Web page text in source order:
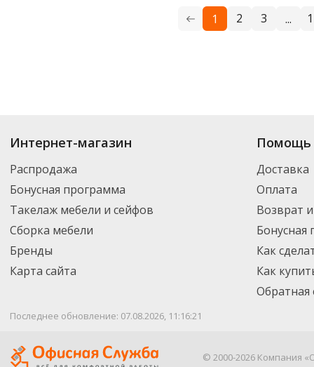
1 2 3 ...
Интернет-магазин
Распродажа
Бонусная программа
Такелаж мебели и сейфов
Сборка мебели
Бренды
Карта сайта
Помощь
Доставка
Оплата
Возврат
Бонусная
Как
Как
Обратная
Последнее обновление: 07.08.2026, 11:16:21
© 2000-2026 Компания